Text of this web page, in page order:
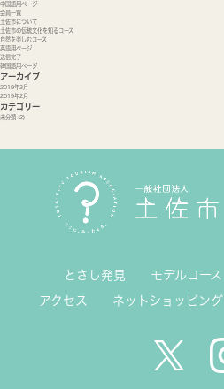
中国語用ページ
会員一覧
土佐市について
土佐市の伝統文化を知るコース
自然を楽しむコース
英語用ページ
送信完了
韓国語用ページ
アーカイブ
2019年3月
2019年2月
カテゴリー
未分類 (2)
とさし発見 モデルコース
アクセス ネットショッピング